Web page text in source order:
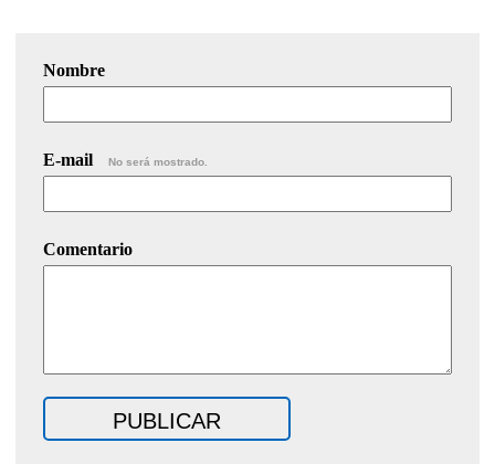
Nombre
E-mail No será mostrado.
Comentario